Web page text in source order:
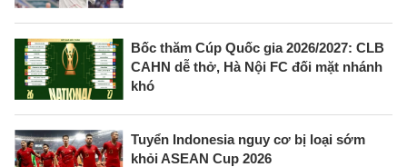
Bốc thăm Cúp Quốc gia 2026/2027: CLB
CAHN dễ thở, Hà Nội FC đối mặt nhánh
khó
Tuyển Indonesia nguy cơ bị loại sớm
khỏi ASEAN Cup 2026